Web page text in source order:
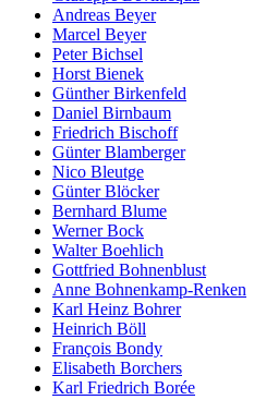
Andreas Beyer
Marcel Beyer
Peter Bichsel
Horst Bienek
Günther Birkenfeld
Daniel Birnbaum
Friedrich Bischoff
Günter Blamberger
Nico Bleutge
Günter Blöcker
Bernhard Blume
Werner Bock
Walter Boehlich
Gottfried Bohnenblust
Anne Bohnenkamp-Renken
Karl Heinz Bohrer
Heinrich Böll
François Bondy
Elisabeth Borchers
Karl Friedrich Borée